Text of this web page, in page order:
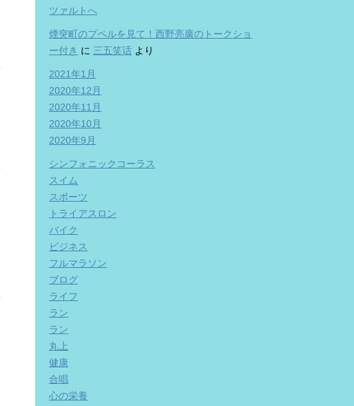
ツァルトへ
煙突町のプペルを見て！西野亮廣のトークショ
ー付き に 三五笑话 より
2021年1月
2020年12月
2020年11月
2020年10月
2020年9月
シンフォニックコーラス
スイム
スポーツ
トライアスロン
バイク
ビジネス
フルマラソン
ブログ
ライフ
ラン
ラン
丸上
健康
合唱
心の栄養